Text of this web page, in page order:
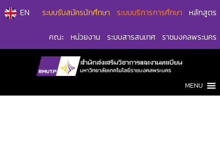
Skip
to
EN ระบบรับสมัครนักศึกษา ระบบบริการการศึกษา หลักสูตร
คณะ หน่วยงาน ระบบสารสนเทศ ราชมงคลพระนคร
MENU